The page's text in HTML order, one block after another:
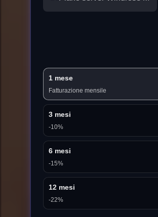
1 mese
Fatturazione mensile
3 mesi
-10%
6 mesi
-15%
12 mesi
-22%